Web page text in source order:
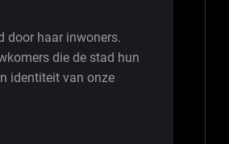
door haar inwoners.
die de stad hun
identiteit van onze